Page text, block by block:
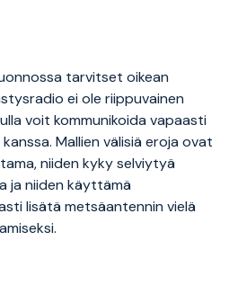
tarvitset oikean
ei ole riippuvainen
voit kommunikoida vapaasti
Mallien välisiä eroja ovat
niiden kyky selviytyä
ja niiden käyttämä
lisätä metsäantennin vielä